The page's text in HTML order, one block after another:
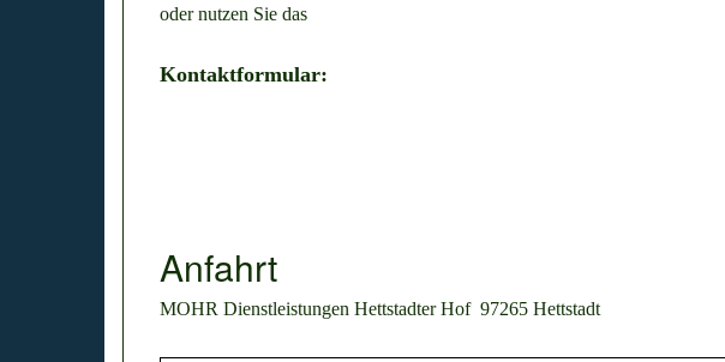
oder nutzen Sie das
Kontaktformular:
Anfahrt
MOHR Dienstleistungen Hettstadter Hof 97265 Hettstadt